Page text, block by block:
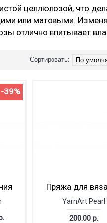
целлюлозой, что
или матовыми.
отлично впитывает
Сортировать:
-39%
Пряжа для
YarnArt Pearl
200.00 р.